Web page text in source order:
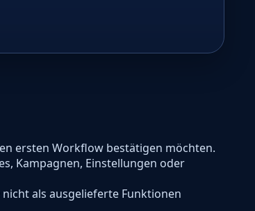
ersten Workflow bestätigen möchten.
Kampagnen, Einstellungen oder
als ausgelieferte Funktionen